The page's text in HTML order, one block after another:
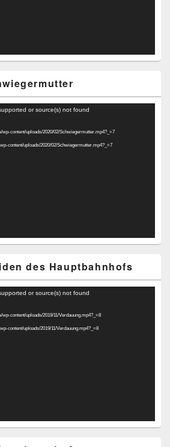
or source(s) not found
wp-content/uploads/2020/02/Schwiegermutter.mp4?_=7
content/uploads/2020/02/Schwiegermutter.mp4?_=7
des Hauptbahnhofs
or source(s) not found
content/uploads/2019/11/Verdauung.mp4?_=8
content/uploads/2019/11/Verdauung.mp4?_=8